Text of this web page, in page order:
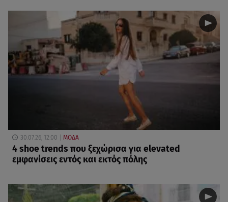
30.07.26, 12:00 ΜΟΔΑ
4 shoe trends που ξεχώρισα για elevated
εμφανίσεις εντός και εκτός πόλης